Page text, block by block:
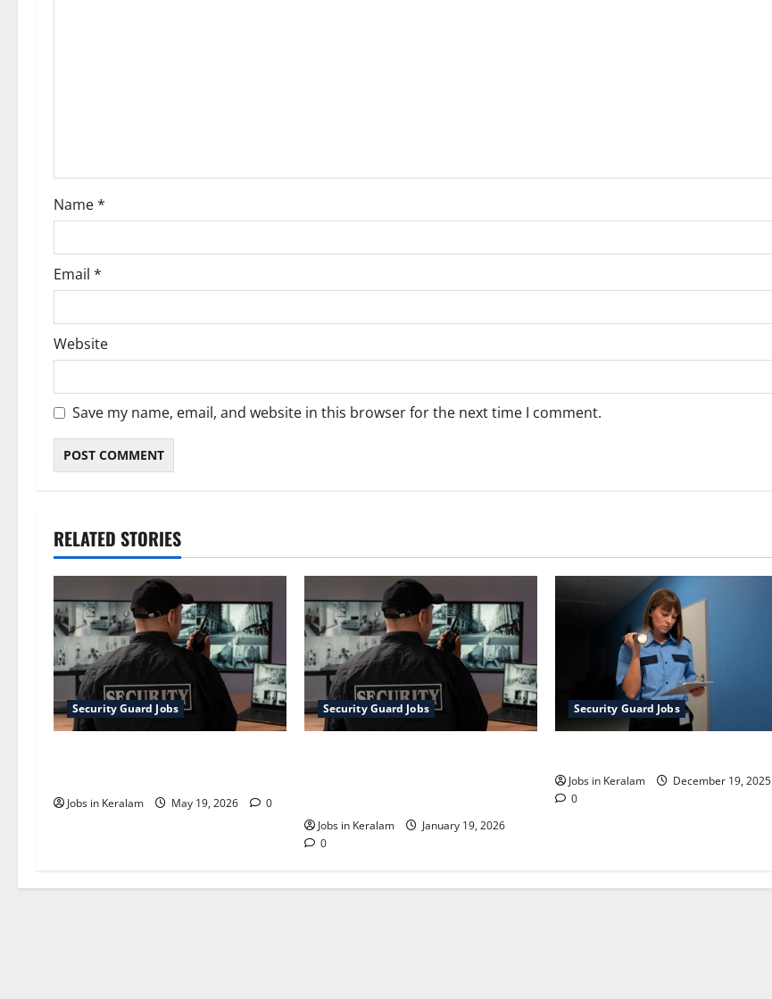
o
n
Name*
Email *
Website
Save my name, email, and website in this browser for the next time I comment.
RELATED STORIES
Security Guard Jobs
Jobs in Keralam May 19, 2026 0
Security Guard Jobs
Jobs in Keralam
January 19, 2026
0
Security Guard Jobs
Jobs in Keralam
December 19, 2025
0